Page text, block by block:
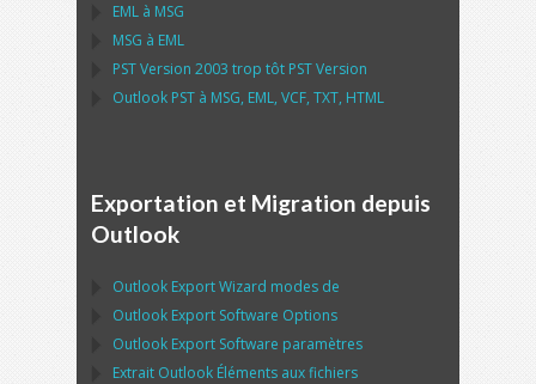
EML à MSG
MSG à EML
PSTVersion 2003 trop tôt PSTVersion
Outlook PST à MSG, EML, VCF, TXT, HTML
Exportation et Migration depuis
Outlook
Outlook Export Wizard modes de
Outlook Export Software Options
Outlook Export Software paramètres
Extrait Outlook Éléments aux fichiers